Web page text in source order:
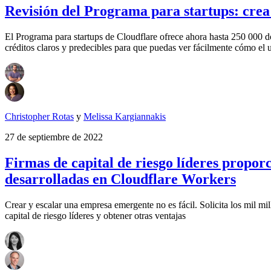
Revisión del Programa para startups:
El Programa para startups de Cloudflare ofrece ahora hasta 250 000
créditos claros y predecibles para que puedas ver fácilmente cómo el
Christopher Rotas y Melissa Kargiannakis
27 de septiembre de 2022
Firmas de capital de riesgo líderes
desarrolladas en Cloudflare Workers
Crear y escalar una empresa emergente no es fácil. Solicita los mil
capital de riesgo líderes y obtener otras ventajas